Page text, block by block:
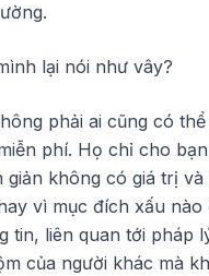
lại nói như vây?
phải ai cũng có
phí. Họ chỉ cho
không có giá trị và
vì mục đích xấu nào
tin, liên quan tới pháp
của người khác mà